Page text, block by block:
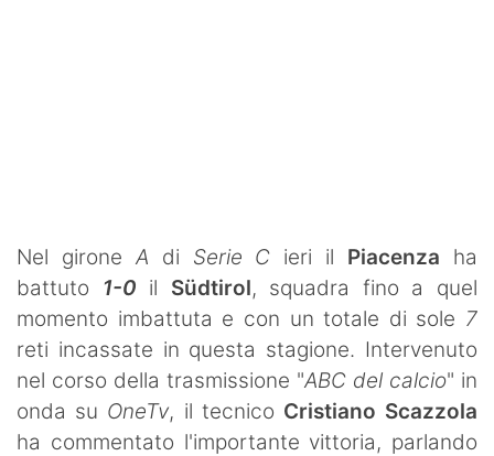
Nel girone A di Serie C ieri il Piacenza ha
battuto 1-0 il Südtirol, squadra fino a quel
momento imbattuta e con un totale di sole 7
reti incassate in questa stagione. Intervenuto
nel corso della trasmissione "ABC del calcio" in
onda su OneTv, il tecnico Cristiano Scazzola
ha commentato l'importante vittoria, parlando